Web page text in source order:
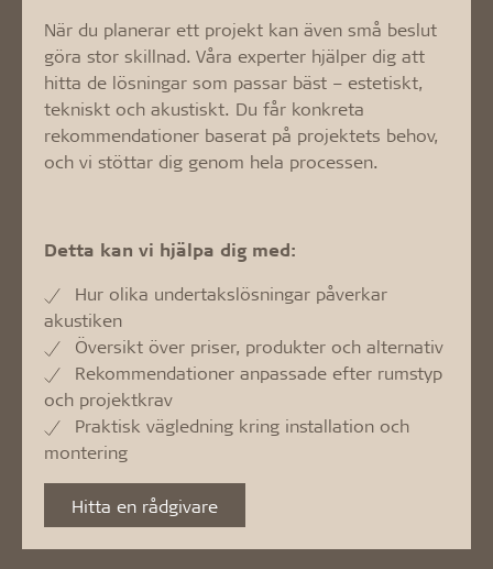
När du planerar ett projekt kan även små beslut
göra stor skillnad. Våra experter hjälper dig att
hitta de lösningar som passar bäst – estetiskt,
tekniskt och akustiskt. Du får konkreta
rekommendationer baserat på projektets behov,
och vi stöttar dig genom hela processen.
Detta kan vi hjälpa dig med:
Hur olika undertakslösningar påverkar
akustiken
Översikt över priser, produkter och alternativ
Rekommendationer anpassade efter rumstyp
och projektkrav
Praktisk vägledning kring installation och
montering
Hitta en rådgivare